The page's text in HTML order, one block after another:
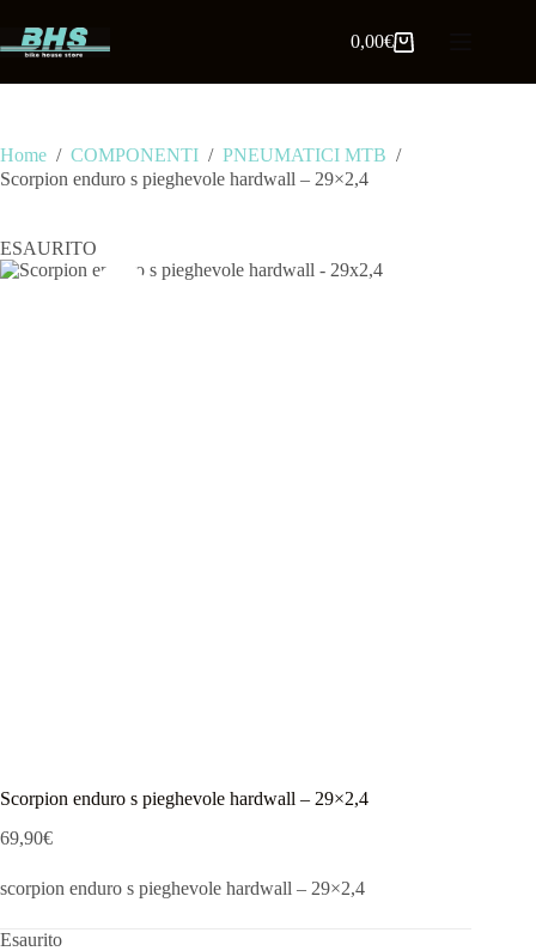
0,00€
Home / COMPONENTI / PNEUMATICI MTB /
Scorpion enduro s pieghevole hardwall – 29×2,4
ESAURITO
Scorpion enduro s pieghevole hardwall – 29×2,4
69,90€
scorpion enduro s pieghevole hardwall – 29×2,4
Esaurito